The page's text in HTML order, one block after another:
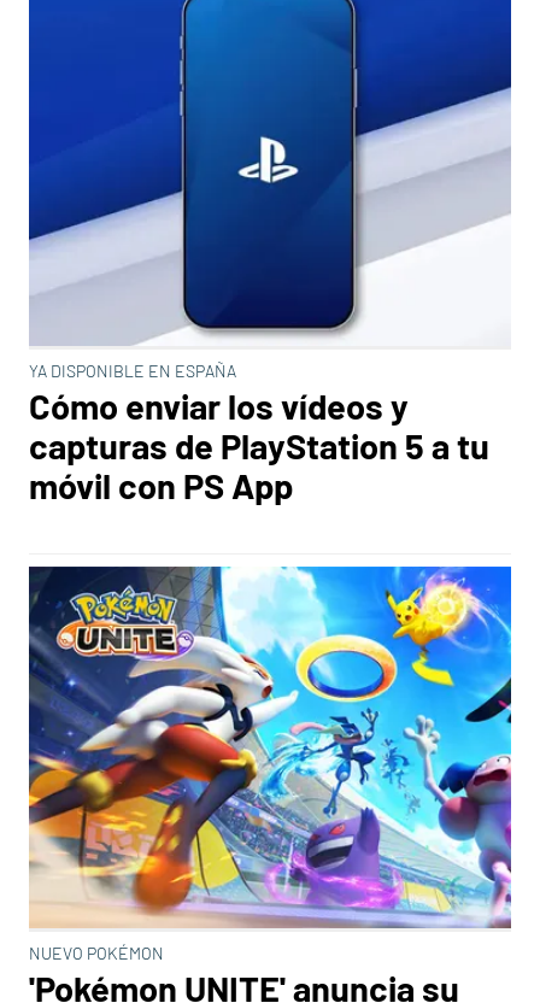
YA DISPONIBLE EN ESPAÑA
Cómo enviar los vídeos y
capturas de PlayStation 5 a tu
móvil con PS App
NUEVO POKÉMON
'Pokémon UNITE' anuncia su